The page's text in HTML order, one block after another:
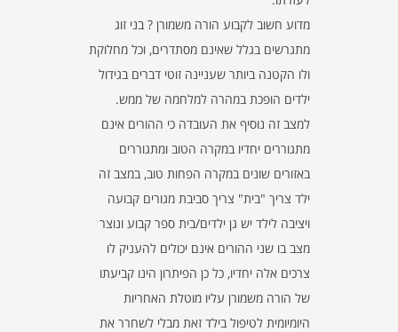
מדוע חשוב לקבוע הורה משמורן ? בני זוג
מתגרשים בגלל שאינם מסתדרים, וכל מחלוקת
ולו הקטנה ביותר שעניינה זוטי דברים בגידול
ילדים הופכת במהרה למלחמה של ממש.
למצב זה נוסיף את העובדה כי ההורים אינם
מתגוררים יחדיו במקרה הטוב ומתגוררים
באזורים שונים במקרה הפחות טוב, במצב זה
ילד צריך "בית" צריך סביבת מגורים קבועה
ויציבה לילד יש גן ילדים/בית ספר קבוע ונוצר
מצב בו שני ההורים אינם יכולים להעניק לו
צרכים אלה יחדיו, כל כן הפיתרון הינו קביעתו
של הורה משמורן עליו מוטלת האחריות
היומיומית לטיפול בילד זאת מבלי לשחרר את